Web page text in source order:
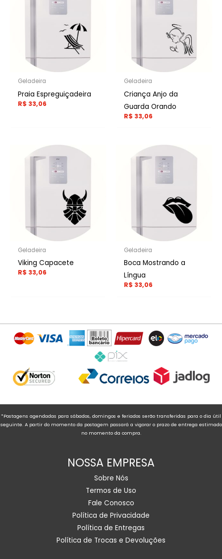
Geladeira
Praia Espreguiçadeira
R$ 33,06
Geladeira
Criança Anjo da
Guarda Orando
R$ 33,06
Geladeira
Viking Capacete
R$ 33,06
Geladeira
Boca Mostrando a
Língua
R$ 33,06
*Postagens agendadas para sábados, domingos e feriados serão transferidas para o dia útil
seguinte. A partir do momento da postagem passará a vigorar o prazo de entrega estimado
no momento da compra.
NOSSA EMPRESA
Sobre Nós
Termos de Uso
Fale Conosco
Política de Privacidade
Política de Entregas
Política de Trocas e Devoluções